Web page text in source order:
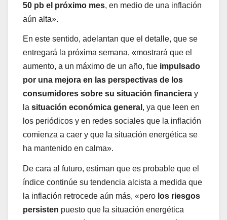
50 pb el próximo mes, en medio de una inflación
aún alta».
En este sentido, adelantan que el detalle, que se
entregará la próxima semana, «mostrará que el
aumento, a un máximo de un año, fue impulsado
por una mejora en las perspectivas de los
consumidores sobre su situación financiera y
la situación económica general , ya que leen en
los periódicos y en redes sociales que la inflación
comienza a caer y que la situación energética se
ha mantenido en calma».
De cara al futuro, estiman que es probable que el
índice continúe su tendencia alcista a medida que
la inflación retrocede aún más, «pero los riesgos
persisten puesto que la situación energética